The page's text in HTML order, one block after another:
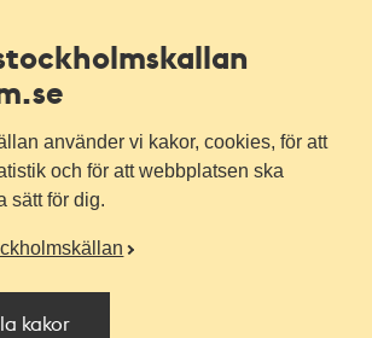
använder vi kakor, cookies, för att
och för att webbplatsen ska
sätt för dig.
kakor